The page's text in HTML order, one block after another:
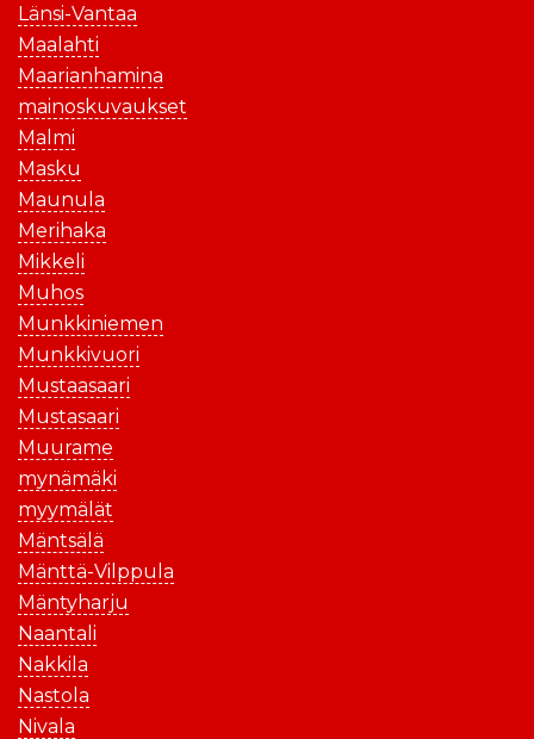
Länsi-Vantaa
Maalahti
Maarianhamina
mainoskuvaukset
Malmi
Masku
Maunula
Merihaka
Mikkeli
Muhos
Munkkiniemen
Munkkivuori
Mustaasaari
Mustasaari
Muurame
mynämäki
myymälät
Mäntsälä
Mänttä-Vilppula
Mäntyharju
Naantali
Nakkila
Nastola
Nivala